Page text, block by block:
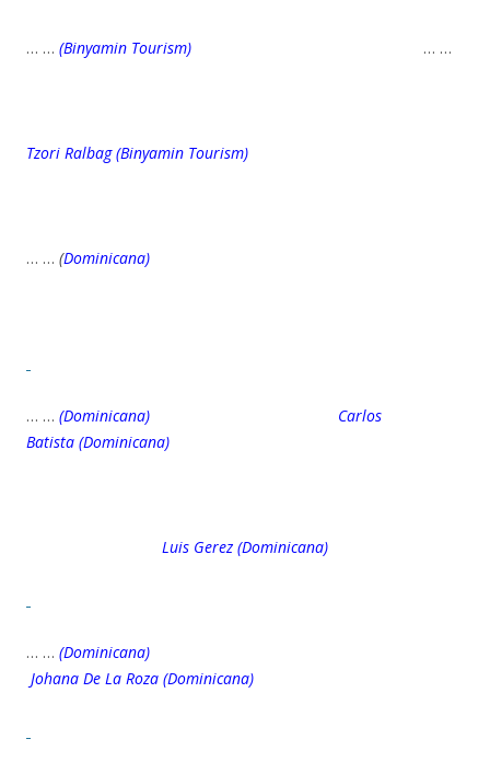
… … (Binyamin Tourism) … …
Tzori Ralbag (Binyamin Tourism)
… … (Dominicana)
… … (Dominicana) Carlos
Batista (Dominicana)
Luis Gerez (Dominicana)
… … (Dominicanа)
Johana De La Roza (Dominicana)